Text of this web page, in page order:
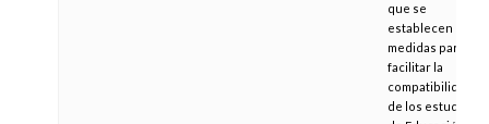
que se
establecen
medidas para
facilitar la
compatibilidad
de los estudios